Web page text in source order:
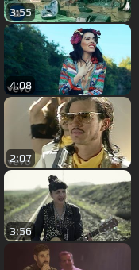
3:55
4:08
2:07
3:56